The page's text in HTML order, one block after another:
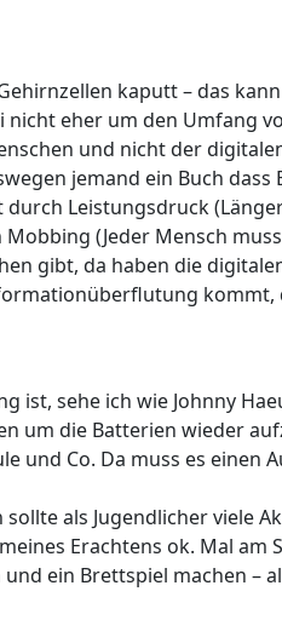
kaputt – das
eher um den Umfang
und nicht der
jemand ein Buch dass
Leistungsdruck
(Jeder Mensch
gibt, da haben die
ist, sehe ich wie Johnny
um die Batterien wieder
und Co. Da muss es einen
als Jugendlicher viele
Erachtens ok. Mal am
ein Brettspiel machen –